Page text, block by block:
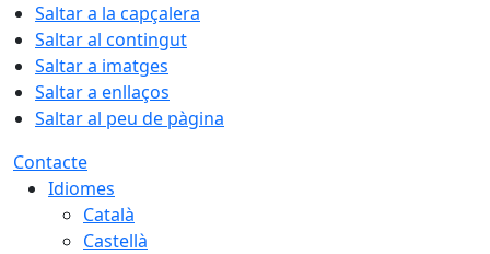
Saltar a la capçalera
Saltar al contingut
Saltar a imatges
Saltar a enllaços
Saltar al peu de pàgina
Contacte
Idiomes
Català
Castellà